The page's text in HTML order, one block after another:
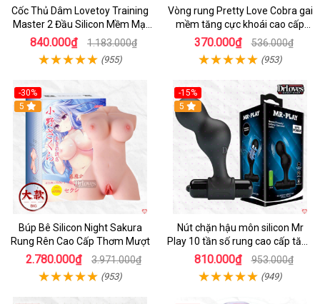
Cốc Thủ Dâm Lovetoy Training
Master 2 Đầu Silicon Mềm Mại
Tiện Lợi
840.000₫ 1.183.000₫
(955)
Vòng rung Pretty Love Cobra gai
mềm tăng cực khoái cao cấp
chính hãng
370.000₫ 536.000₫
(953)
-30%
Hot
5
Búp Bê Silicon Night Sakura
Rung Rên Cao Cấp Thơm Mượt
2.780.000₫ 3.971.000₫
(953)
-15%
Hot
5
Nút chặn hậu môn silicon Mr
Play 10 tần số rung cao cấp tăng
khoái cảm
810.000₫ 953.000₫
(949)